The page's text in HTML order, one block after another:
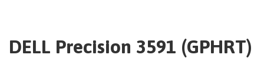
DELL Precision 3591 (GPHRT)